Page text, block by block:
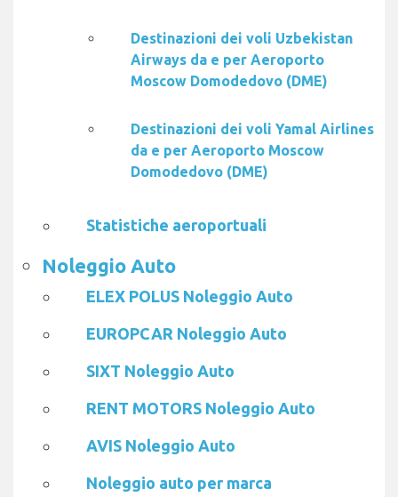
Destinazioni dei voli Uzbekistan
Airways da e per Aeroporto
Moscow Domodedovo (DME)
Destinazioni dei voli Yamal Airlines
da e per Aeroporto Moscow
Domodedovo (DME)
Statistiche aeroportuali
Noleggio Auto
ELEX POLUS Noleggio Auto
EUROPCAR Noleggio Auto
SIXT Noleggio Auto
RENT MOTORS Noleggio Auto
AVIS Noleggio Auto
Noleggio auto per marca